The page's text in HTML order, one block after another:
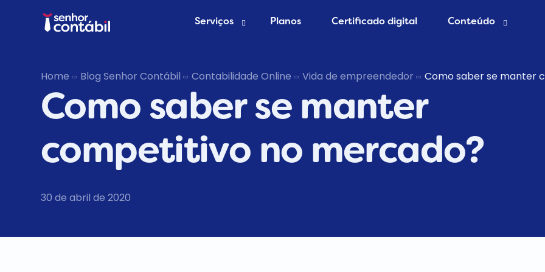
Serviços
Abrir Empresa grátis
Trocar de Contador
Planos Certificado digital Conteúdo
Blog Contábil
Home Blog Senhor Contábil Contabilidade Online Vida de empreendedor Como saber se manter
Como saber se manter
competitivo no mercado?
30 de abril de 2020